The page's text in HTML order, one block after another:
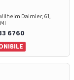
Daimler, 61,
6760